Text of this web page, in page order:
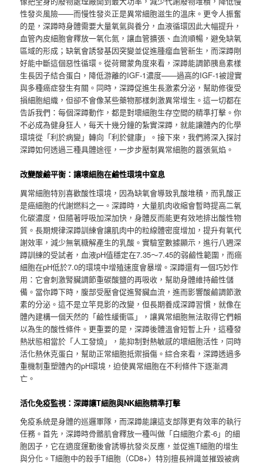
性發炎風險——而慢性發炎正是異常細胞滋生的溫床。更令人振奮
的是，深蹲時身體需要大量氧氣與養分，血液循環因此大幅提升，
血管內皮細胞會釋放一氧化氮，讓血管擴張、血流順暢，避免缺氧
區域的形成；缺氧會誘發基因突變並促進腫瘤血管新生，而深蹲剛
好能中斷這個惡性循環。從荷爾蒙角度來看，深蹲能調節胰島素樣
生長因子結合蛋白，降低游離的IGF-1濃度——過高的IGF-1被證實
與多種癌症發生有關。同時，深蹲促進生長激素分泌，幫助修復受
損細胞組織，但卻不會像某些藥物那樣刺激異常增生。這一切都在
告訴我們：每個深蹲動作，都是對壞細胞生存空間的精準打擊。你
不必成為健身狂人，每天十幾分鐘的紮實深蹲，就能讓體內的化學
環境從「利於病變」轉向「利於健康」。接下來，我們將深入探討
深蹲如何透過三種具體途徑，一步步壓制異常細胞的囂張氣焰。
改變酸鹼平衡：讓壞細胞在鹼性環境中窒息
異常細胞特別喜歡酸性環境，因為缺氧會導致乳酸堆積，而乳酸正
是癌細胞的代謝燃料之一。深蹲時，大量肌肉收縮會暫時提高二氧
化碳濃度，但隨著呼吸加深加快，身體反而能更有效地排出酸性物
質。長期規律深蹲訓練會讓肌肉中的粒線體密度增加，提升有氧代
謝效率，減少無氧糖解產生的乳酸。實驗室數據顯示，進行八週深
蹲訓練的受試者，血液pH值穩定在7.35～7.45的弱鹼性範圍，而癌
細胞在pH低於7.0的環境中增殖速度會暴增。深蹲還有一個巧妙作
用：它會刺激腎臟調節重碳酸鹽的再吸收，幫助身體維持鹼性儲
備。當你蹲下時，腹部受壓會促進腎臟血流，進而影響酸鹼調節激
素的分泌。這不是立竿見影的改變，但長期養成深蹲習慣，就像在
體內建構一個天然的「鹼性緩衝區」，讓異常細胞無法取得它們賴
以為生的酸性條件。更重要的是，深蹲後體溫會短暫上升，這種發
熱狀態相當於「人工發燒」，能抑制對熱敏感的壞細胞活性，同時
活化熱休克蛋白，幫助正常細胞抵禦損傷。綜合來看，深蹲透過多
重機制重塑體內的pH環境，迫使異常細胞在不利條件下逐漸凋
亡。
活化免疫監視：深蹲讓T細胞與NK細胞精準打擊
免疫系統是身體的巡邏軍隊，而深蹲能讓這支部隊更有效率的執行
任務。首先，深蹲時骨骼肌會釋放一種叫做「白細胞介素-6」的細
胞因子，它在適度運動後會誘導抗發炎反應，並促進T細胞的增生
與分化。T細胞中的殺手T細胞（CD8+）特別擅長辨識並摧毀被病